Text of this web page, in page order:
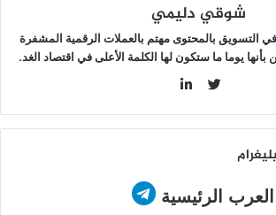
شوقي دليمي
بالمحتوى مهتم بالعملات الرقمية المشفرة
بأنها يوما ما ستكون لها الكلمة الأعلى في اقتصاد الغد.
العرب الرئيسية